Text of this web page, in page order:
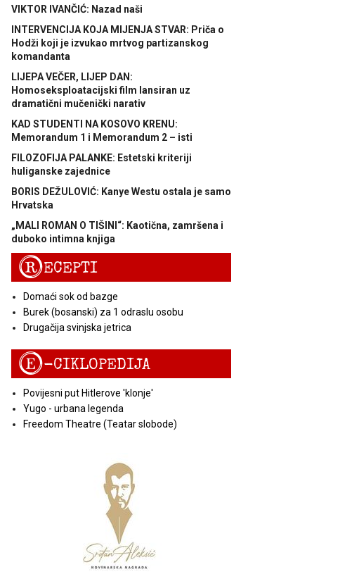
VIKTOR IVANČIĆ: Nazad naši
INTERVENCIJA KOJA MIJENJA STVAR: Priča o
Hodži koji je izvukao mrtvog partizanskog
komandanta
LIJEPA VEČER, LIJEP DAN:
Homoseksploatacijski film lansiran uz
dramatični mučenički narativ
KAD STUDENTI NA KOSOVO KRENU:
Memorandum 1 i Memorandum 2 – isti
FILOZOFIJA PALANKE: Estetski kriteriji
huliganske zajednice
BORIS DEŽULOVIĆ: Kanye Westu ostala je samo
Hrvatska
„MALI ROMAN O TIŠINI“: Kaotična, zamršena i
duboko intimna knjiga
RECEPTI
Domaći sok od bazge
Burek (bosanski) za 1 odraslu osobu
Drugačija svinjska jetrica
E-CIKLOPEDIJA
Povijesni put Hitlerove 'klonje'
Yugo - urbana legenda
Freedom Theatre (Teatar slobode)